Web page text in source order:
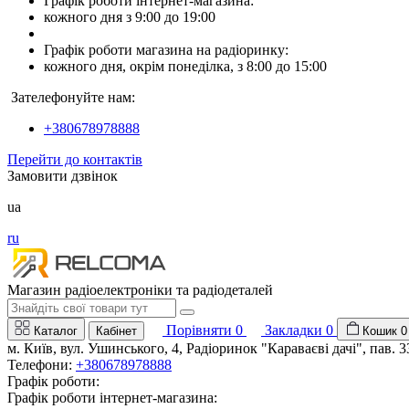
кожного дня з 9:00 до 19:00
Графік роботи магазина на радіоринку:
кожного дня, окрім понеділка, з 8:00 до 15:00
Зателефонуйте нам:
+380678978888
Перейти до контактів
Замовити дзвінок
ua
ru
Магазин радіоелектроніки та радіодеталей
Каталог Кабінет Порівняти 0 Закладки 0 Кошик 0
м. Київ, вул. Ушинського, 4, Радіоринок "Караваєві дачі", пав.
Телефони: +380678978888
Графік роботи:
Графік роботи інтернет-магазина: